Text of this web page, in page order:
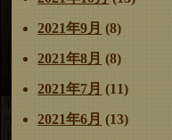
2021年9月 (8)
2021年8月 (8)
2021年7月 (11)
2021年6月 (13)